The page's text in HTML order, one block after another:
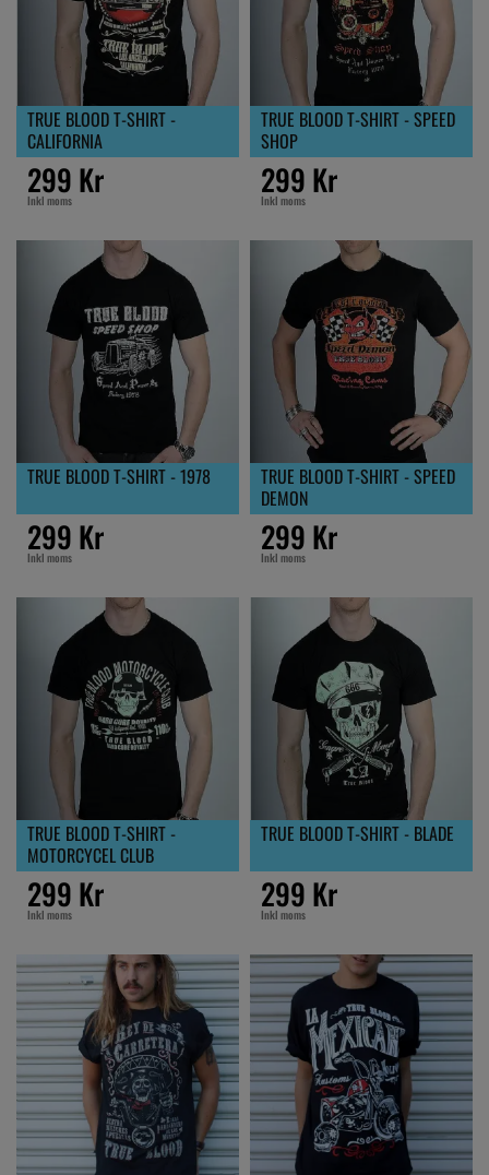
TRUE BLOOD T-SHIRT -
CALIFORNIA
299 Kr
Inkl moms
TRUE BLOOD T-SHIRT - SPEED
SHOP
299 Kr
Inkl moms
TRUE BLOOD T-SHIRT - 1978
299 Kr
Inkl moms
TRUE BLOOD T-SHIRT - SPEED
DEMON
299 Kr
Inkl moms
TRUE BLOOD T-SHIRT -
MOTORCYCEL CLUB
299 Kr
Inkl moms
TRUE BLOOD T-SHIRT - BLADE
299 Kr
Inkl moms